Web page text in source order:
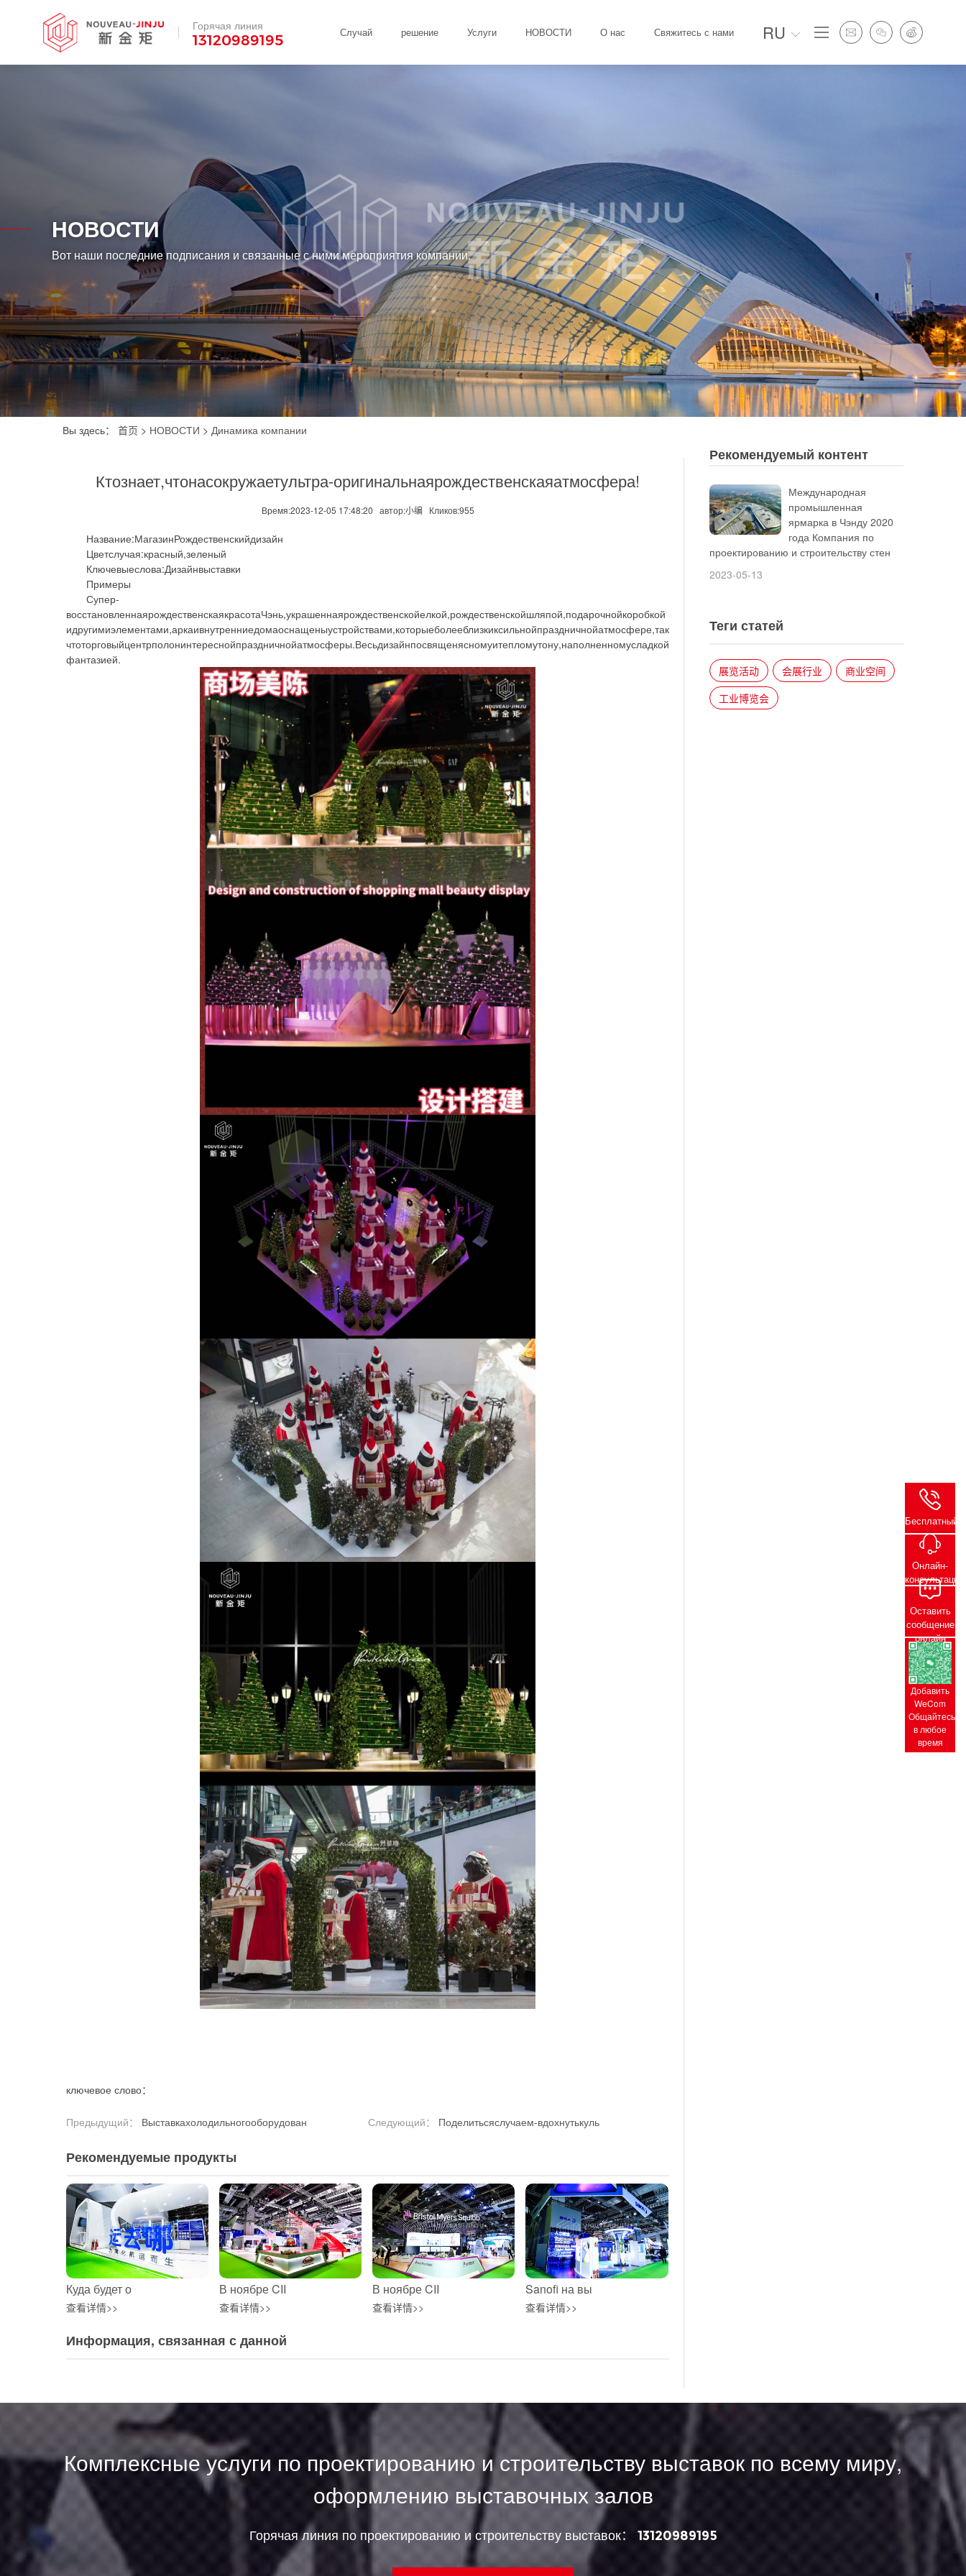
Горячая линия
13120989195 Случай решение Услуги НОВОСТИ О нас Свяжитесь с нами RU
НОВОСТИ
Вот наши последние подписания и связанные с ними мероприятия компании.
Вы здесь： 首页 > НОВОСТИ > Динамика компании
Ктознает,чтонасокружаетультра-оригинальнаярождественскаяатмосфера!
Время:2023-12-05 17:48:20 автор:小编 Кликов:955
Название:МагазинРождественскийдизайн
Цветслучая:красный,зеленый
Ключевыеслова:Дизайнвыставки
Примеры
Супер-
восстановленнаярождественскаякрасотаЧэнь,украшеннаярождественскойелкой,рождественскойшляпой,подарочнойкоробкой
идругимиэлементами,аркаивнутренниедомаоснащеныустройствами,которыеболееблизкиксильнойпраздничнойатмосфере,так
чтоторговыйцентрполонинтереснойпраздничнойатмосферы.Весьдизайнпосвященясномуитепломутону,наполненномусладкой
фантазией.
ключевое слово：
Предыдущий： Выставкахолодильногооборудован Следующий： Поделитьсяслучаем-вдохнутькуль
Рекомендуемые продукты
Куда будет о
查看详情>>
В ноябре CII
查看详情>>
В ноябре CII
查看详情>>
Sanofi на вы
查看详情>>
Информация, связанная с данной
Рекомендуемый контент
Международная
промышленная
ярмарка в Чэнду 2020
года Компания по
проектированию и строительству стен
2023-05-13
Теги статей
展览活动 会展行业
商业空间
工业博览会
Комплексные услуги по проектированию и строительству выставок по всему миру,
оформлению выставочных залов
Горячая линия по проектированию и строительству выставок： 13120989195
Бесплатный
Онлайн-
консультация
Оставить
сообщение
онлайн
Добавить
WeCom
Общайтесь
в любое
время